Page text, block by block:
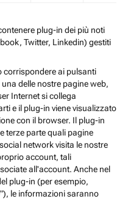
plug-in dei più noti
Twitter, Linkedin) gestiti
corrispondere ai pulsanti
delle nostre pagine web,
Internet si collega
e il plug-in viene visualizzato
con il browser. Il plug-in
terze parte quali pagine
network visita le nostre
account, tali
all'account. Anche nel
plug-in (per esempio,
le informazioni saranno